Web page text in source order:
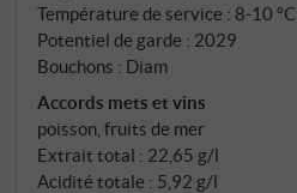
Température de service : 8‑10 °C
Potentiel de garde : 2029
Bouchons : Diam
Accords mets et vins
poisson, fruits de mer
Extrait total : 22,65 g/l
Acidité totale : 5,92 g/l